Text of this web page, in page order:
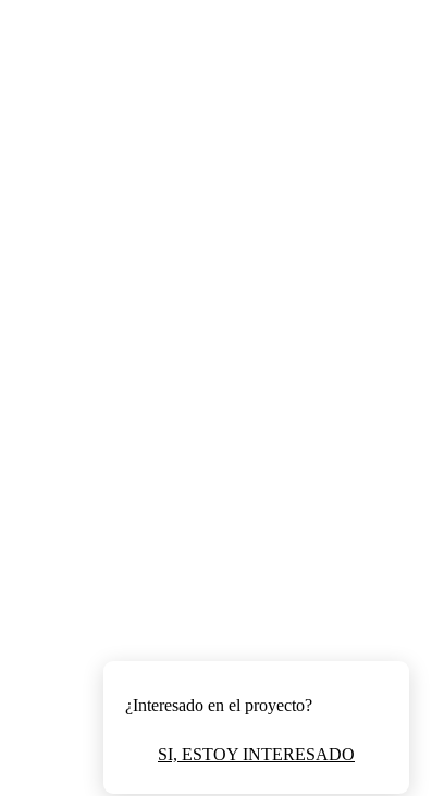
¿Interesado en el proyecto?
SI, ESTOY INTERESADO